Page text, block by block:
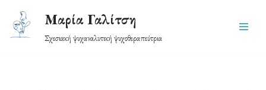
Skip
Μαρία Γαλίτση
Σχεσιακή ψυχαναλυτική ψυχοθεραπεύτρια